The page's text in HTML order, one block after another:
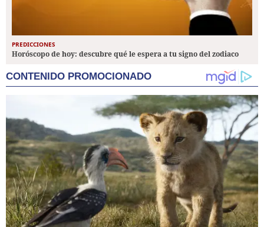
PREDICCIONES
Horóscopo de hoy: descubre qué le espera a tu signo del zodiaco
CONTENIDO PROMOCIONADO